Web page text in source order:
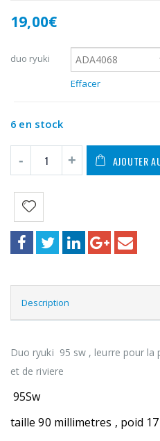
19,00€
duo ryuki
Effacer
6 en stock
AJOUTER
Description
Duo ryuki 95 sw , leurre pour la
et de riviere
95Sw
taille 90 millimetres , poid